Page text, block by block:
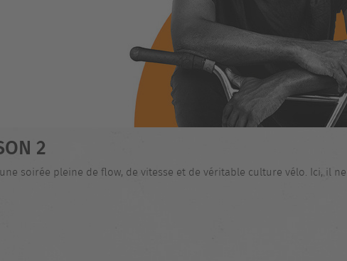
2
soirée pleine de flow, de vitesse et de véritable culture vélo. Ici, il